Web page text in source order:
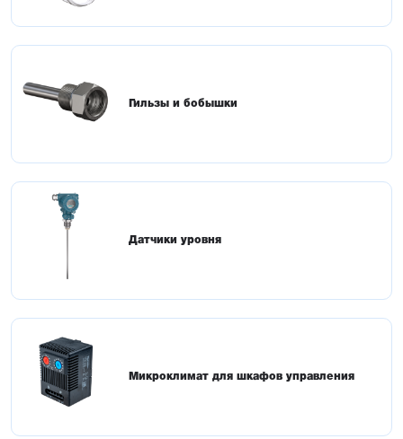
Гильзы и бобышки
Датчики уровня
Микроклимат для шкафов управления